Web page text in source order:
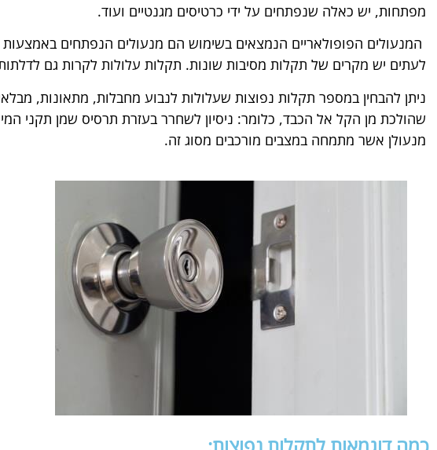
מפתחות, יש כאלה שנפתחים על ידי כרטיסים מגנטיים ועוד.
המנעולים הפופולאריים הנמצאים בשימוש הם מנעולים הנפתחים
לעתים יש מקרים של תקלות מסיבות שונות. תקלות עלולות לקרות גם
ניתן להבחין במספר תקלות נפוצות שעלולות לנבוע מחבלות, מתאונות,
שהולכת מן הקל אל הכבד, כלומר: ניסיון לשחרר בעזרת תרסיס שמן תקני
מנעולן אשר מתמחה במצבים מורכבים מסוג זה.